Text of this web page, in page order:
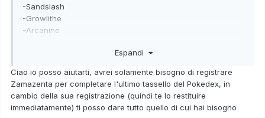
-Sandslash
-Growlithe
-Arcanine
Voglio specificare che non sono ASSOLUTAMENTE
interessato a tenere i pokemon richiesti ma mi servirebbero
per completare il pokedex,una volta registrati nel pokedex i
pokemon saranno immediatamente restituiti
Espandi
Ciao io posso aiutarti, avrei solamente bisogno di registrare
Zamazenta per completare l'ultimo tassello del Pokedex, in
cambio della sua registrazione (quindi te lo restituire
immediatamente) ti posso dare tutto quello di cui hai bisogno